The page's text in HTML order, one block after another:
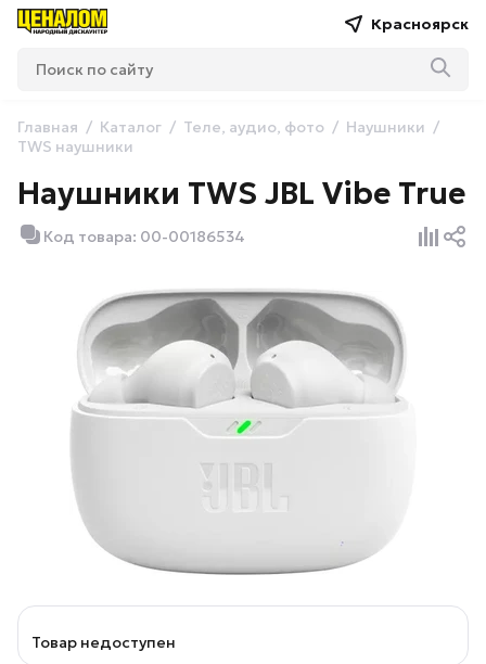
Красноярск
Главная Каталог Теле, аудио, фото
Наушники
TWS наушники
Наушники TWS JBL Vibe True
Код товара: 00-00186534
Товар недоступен